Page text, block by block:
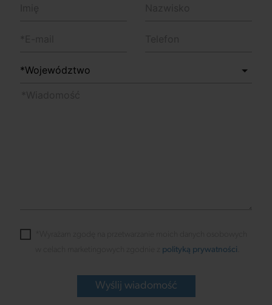
polityką prywatności
Wyślij wiadomość